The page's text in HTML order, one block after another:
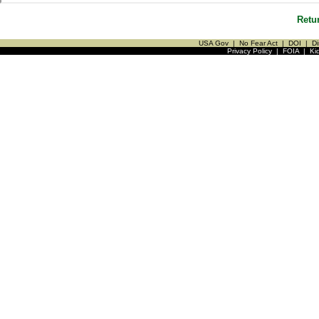
USA Gov | No Fear Act | DOI |
Privacy Policy| FOIA|